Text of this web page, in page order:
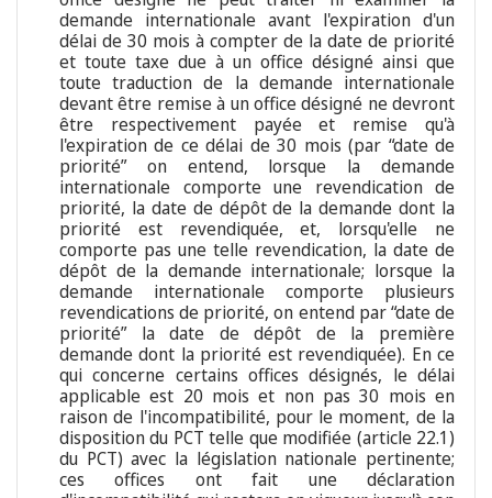
demande internationale avant l'expiration d'un
délai de 30 mois à compter de la date de priorité
et toute taxe due à un office désigné ainsi que
toute traduction de la demande internationale
devant être remise à un office désigné ne devront
être respectivement payée et remise qu'à
l'expiration de ce délai de 30 mois (par “date de
priorité” on entend, lorsque la demande
internationale comporte une revendication de
priorité, la date de dépôt de la demande dont la
priorité est revendiquée, et, lorsqu'elle ne
comporte pas une telle revendication, la date de
dépôt de la demande internationale; lorsque la
demande internationale comporte plusieurs
revendications de priorité, on entend par “date de
priorité” la date de dépôt de la première
demande dont la priorité est revendiquée). En ce
qui concerne certains offices désignés, le délai
applicable est 20 mois et non pas 30 mois en
raison de l'incompatibilité, pour le moment, de la
disposition du PCT telle que modifiée (article 22.1)
du PCT) avec la législation nationale pertinente;
ces offices ont fait une déclaration